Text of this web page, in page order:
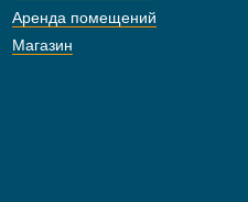
Аренда помещений
Магазин